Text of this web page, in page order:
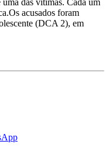
uma das vítimas. Cada um
acusados foram
(DCA 2), em